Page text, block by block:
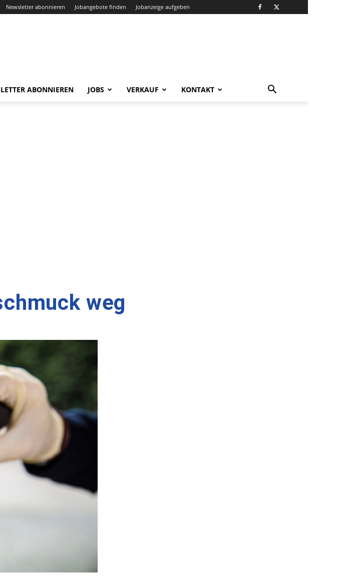
Newsletter abonnieren Jobangebote finden Jobanzeige aufgeben
ABONNIEREN JOBS VERKAUF KONTAKT
weg